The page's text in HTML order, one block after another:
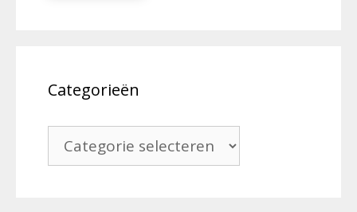
Categorieën
Categorieën